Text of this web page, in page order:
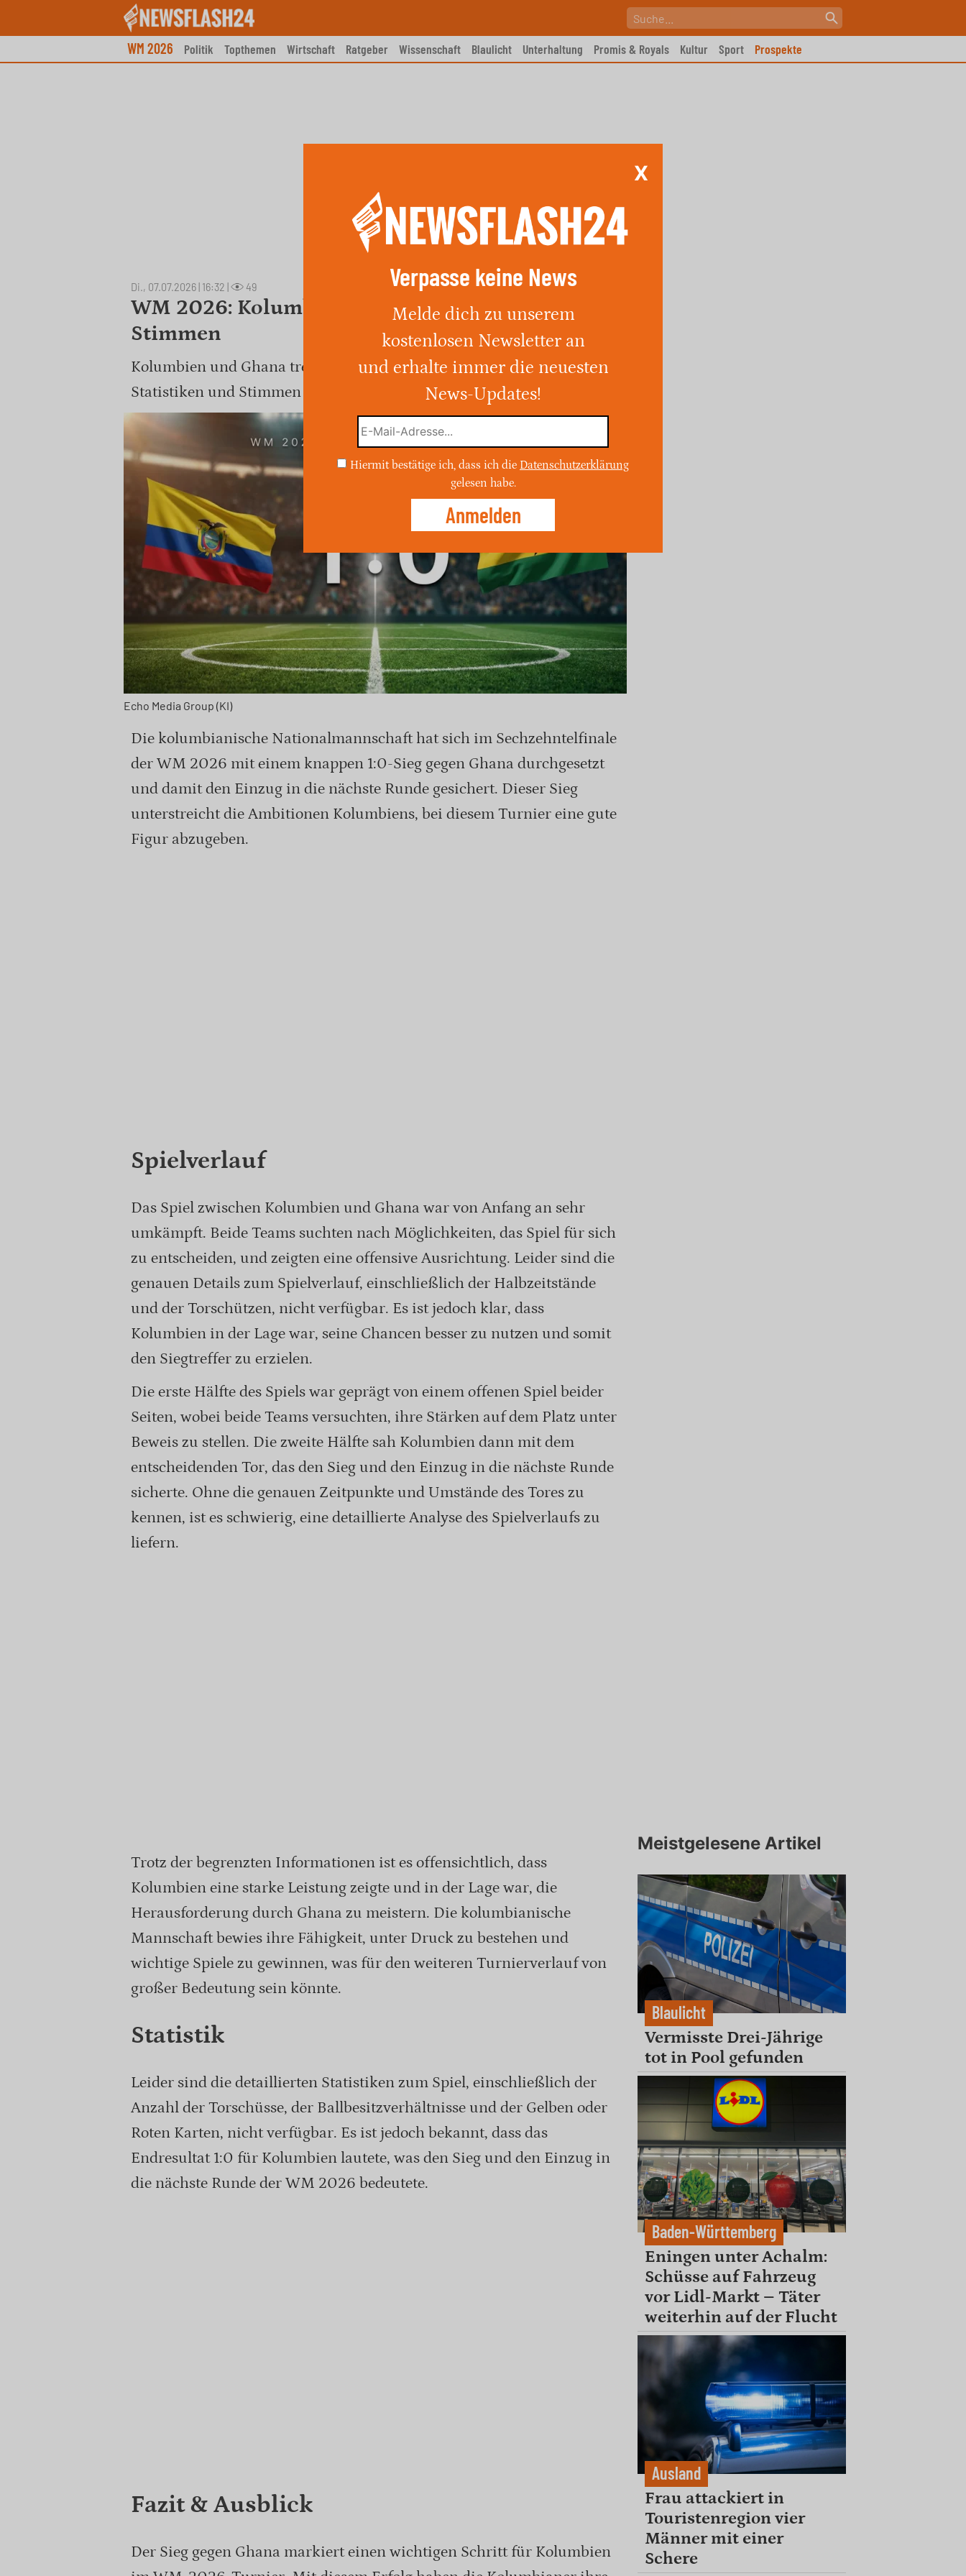
WM 2026 Politik Topthemen Wirtschaft Ratgeber Wissenschaft Blaulicht Unterhaltung Promis & Royals Kultur Sport Prospekte
Di., 07.07.2026 | 16:32 49
WM 2026: Kolumbien 1:0 Ghana – Spielbericht &
Stimmen
Kolumbien und Ghana trennen sich bei der WM 2026 1:0. Alle Tore,
Statistiken und Stimmen zum Sechzehntelfinale-Spiel.
Echo Media Group (KI)
Die kolumbianische Nationalmannschaft hat sich im Sechzehntelfinale
der WM 2026 mit einem knappen 1:0-Sieg gegen Ghana durchgesetzt
und damit den Einzug in die nächste Runde gesichert. Dieser Sieg
unterstreicht die Ambitionen Kolumbiens, bei diesem Turnier eine gute
Figur abzugeben.
Spielverlauf
Das Spiel zwischen Kolumbien und Ghana war von Anfang an sehr
umkämpft. Beide Teams suchten nach Möglichkeiten, das Spiel für sich
zu entscheiden, und zeigten eine offensive Ausrichtung. Leider sind die
genauen Details zum Spielverlauf, einschließlich der Halbzeitstände
und der Torschützen, nicht verfügbar. Es ist jedoch klar, dass
Kolumbien in der Lage war, seine Chancen besser zu nutzen und somit
den Siegtreffer zu erzielen.
Die erste Hälfte des Spiels war geprägt von einem offenen Spiel beider
Seiten, wobei beide Teams versuchten, ihre Stärken auf dem Platz unter
Beweis zu stellen. Die zweite Hälfte sah Kolumbien dann mit dem
entscheidenden Tor, das den Sieg und den Einzug in die nächste Runde
sicherte. Ohne die genauen Zeitpunkte und Umstände des Tores zu
kennen, ist es schwierig, eine detaillierte Analyse des Spielverlaufs zu
liefern.
Trotz der begrenzten Informationen ist es offensichtlich, dass
Kolumbien eine starke Leistung zeigte und in der Lage war, die
Herausforderung durch Ghana zu meistern. Die kolumbianische
Mannschaft bewies ihre Fähigkeit, unter Druck zu bestehen und
wichtige Spiele zu gewinnen, was für den weiteren Turnierverlauf von
großer Bedeutung sein könnte.
Statistik
Leider sind die detaillierten Statistiken zum Spiel, einschließlich der
Anzahl der Torschüsse, der Ballbesitzverhältnisse und der Gelben oder
Roten Karten, nicht verfügbar. Es ist jedoch bekannt, dass das
Endresultat 1:0 für Kolumbien lautete, was den Sieg und den Einzug in
die nächste Runde der WM 2026 bedeutete.
Fazit & Ausblick
Der Sieg gegen Ghana markiert einen wichtigen Schritt für Kolumbien
Meistgelesene Artikel
Blaulicht
Vermisste Drei-Jährige
tot in Pool gefunden
Baden-Württemberg
Eningen unter Achalm:
Schüsse auf Fahrzeug
vor Lidl-Markt – Täter
weiterhin auf der Flucht
Ausland
Frau attackiert in
Touristenregion vier
Männer mit einer
Schere
X
Verpasse keine News
Melde dich zu unserem
kostenlosen Newsletter an
und erhalte immer die neuesten
News-Updates!
Hiermit bestätige ich, dass ich die Datenschutzerklärung
gelesen habe.